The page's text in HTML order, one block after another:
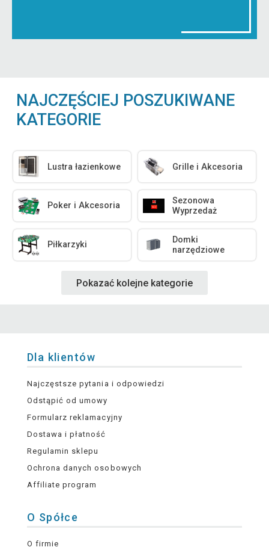
NAJCZĘŚCIEJ POSZUKIWANE
KATEGORIE
Lustra łazienkowe Grille i Akcesoria
Poker i Akcesoria
Sezonowa
Wyprzedaż
Piłkarzyki
Domki
narzędziowe
Pokazać kolejne kategorie
Dla klientów
Najczęstsze pytania i odpowiedzi
Odstąpić od umowy
Formularz reklamacyjny
Dostawa i płatność
Regulamin sklepu
Ochrona danych osobowych
Affiliate program
O Spółce
O firmie